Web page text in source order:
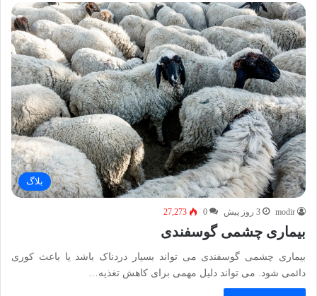
بلاگ
modir 3 روز پیش 0
27,273
بیماری چشمی گوسفندی
بیماری چشمی گوسفندی می تواند بسیار دردناک باشد یا باعث کوری
دائمی شود. می تواند دلیل مهمی برای کاهش تغذیه…